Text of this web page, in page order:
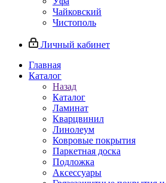
Чайковский
Чистополь
Личный кабинет
Главная
Каталог
Назад
Каталог
Ламинат
Кварцвинил
Линолеум
Ковровые покрытия
Паркетная доска
Подложка
Аксессуары